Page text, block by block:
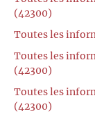
(42300)
Toutes les
Toutes les
(42300)
Toutes les
(42300)